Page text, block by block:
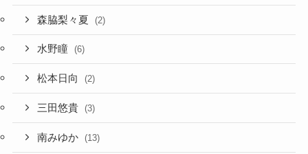
森脇梨々夏 (2)
水野瞳 (6)
松本日向 (2)
三田悠貴 (3)
南みゆか (13)